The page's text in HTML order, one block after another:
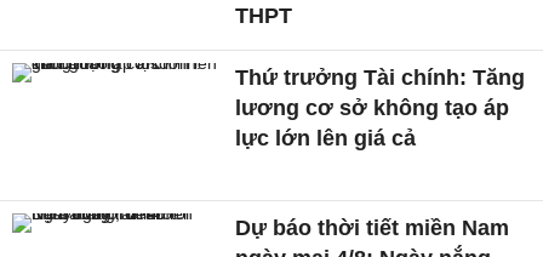
THPT
Thứ trưởng Tài chính: Tăng
lương cơ sở không tạo áp
lực lớn lên giá cả
Dự báo thời tiết miền Nam